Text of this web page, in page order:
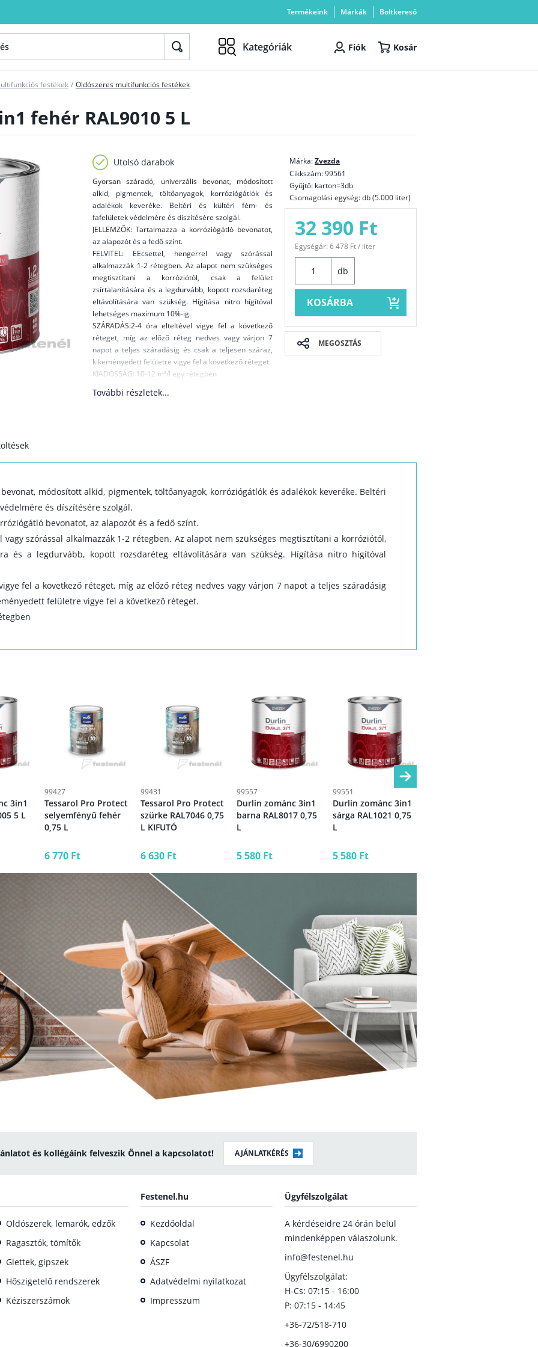
Termékeink Márkák Boltkereső
Kategóriák Fiók Kosár
festékek / Oldószeres multifunkciós festékek
fehér RAL9010 5 L
Utolsó darabok
Gyorsan száradó, univerzális bevonat, módosított
alkid, pigmentek, töltőanyagok, korróziógátlók és
adalékok keveréke. Beltéri és kültéri fém- és
fafelületek védelmére és díszítésére szolgál.
JELLEMZŐK: Tartalmazza a korróziógátló bevonatot,
az alapozót és a fedő színt.
FELVITEL: EEcsettel, hengerrel vagy szórással
alkalmazzák 1-2 rétegben. Az alapot nem szükséges
megtisztítani a korróziótól, csak a felület
zsírtalanítására és a legdurvább, kopott rozsdaréteg
eltávolítására van szükség. Hígítása nitro hígítóval
lehetséges maximum 10%-ig.
SZÁRADÁS:2-4 óra elteltével vigye fel a következő
réteget, míg az előző réteg nedves vagy várjon 7
napot a teljes száradásig és csak a teljesen száraz,
kikeményedett felületre vigye fel a következő réteget.
KIADÓSSÁG: 10-12 m²/l egy rétegben
További részletek...
Márka:Zvezda
Cikkszám: 99561
Gyűjtő: karton=3db
Csomagolási egység: db (5.000 liter)
32 390 Ft
Egységár: 6 478 Ft / liter
db
KOSÁRBA
MEGOSZTÁS
módosított alkid, pigmentek, töltőanyagok, korróziógátlók és adalékok keveréke. Beltéri
és díszítésére szolgál.
bevonatot, az alapozót és a fedő színt.
vagy szórással alkalmazzák 1-2 rétegben. Az alapot nem szükséges megtisztítani a korróziótól,
és a legdurvább, kopott rozsdaréteg eltávolítására van szükség. Hígítása nitro hígítóval
fel a következő réteget, míg az előző réteg nedves vagy várjon 7 napot a teljes száradásig
felületre vigye fel a következő réteget.
3in1
5 L
99427
Tessarol Pro Protect
selyemfényű fehér
0,75 L
6 770 Ft
99431
Tessarol Pro Protect
szürke RAL7046 0,75
L KIFUTÓ
6 630 Ft
99557
Durlin zománc 3in1
barna RAL8017 0,75
L
5 580 Ft
99551
Durlin zománc 3in1
sárga RAL1021 0,75
L
5 580 Ft
és kollégáink felveszik Önnel a kapcsolatot! AJÁNLATKÉRÉS
Oldószerek, lemarók, edzők
Ragasztók, tömítők
Glettek, gipszek
Hőszigetelő rendszerek
Kéziszerszámok
Festenel.hu
Kezdőoldal
Kapcsolat
ÁSZF
Adatvédelmi nyilatkozat
Impresszum
Ügyfélszolgálat
A kérdéseidre 24 órán belül
mindenképpen válaszolunk.
info@festenel.hu
Ügyfélszolgálat:
H-Cs: 07:15 - 16:00
P: 07:15 - 14:45
+36-72/518-710
+36-30/6990200